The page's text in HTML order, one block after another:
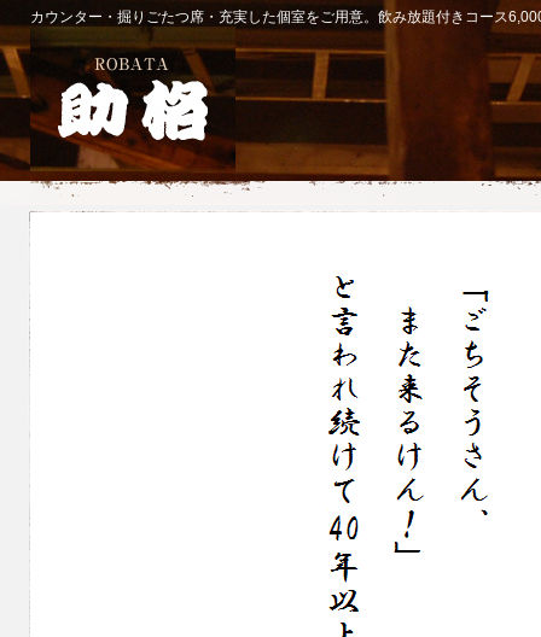
カウンター・掘りごたつ席・充実した個室をご用意。飲み放題付きコース